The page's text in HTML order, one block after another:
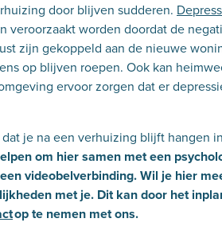
door blijven sudderen.
veroorzaakt worden doordat de
zijn gekoppeld aan de nieuwe
op blijven roepen. Ook kan
ervoor zorgen dat er
je na een verhuizing blijft hangen
om hier samen met een
videobelverbinding. Wil je hier
met je. Dit kan door het
op te nemen met ons.